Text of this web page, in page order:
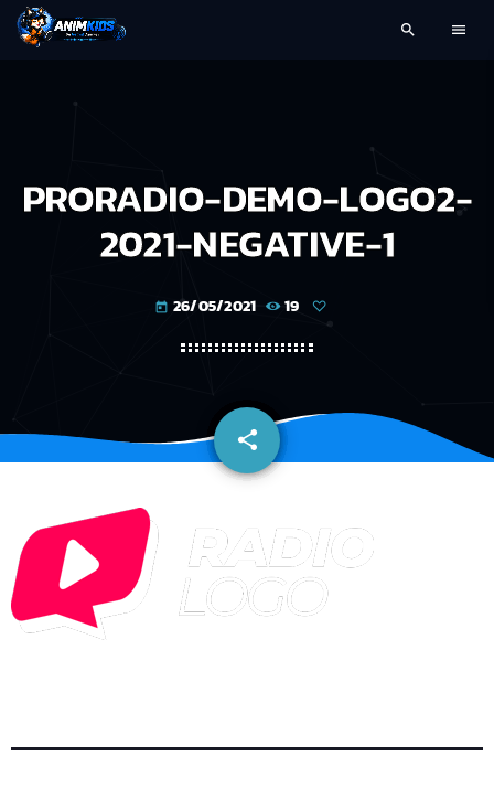
search menu
PRORADIO-DEMO-LOGO2-
2021-NEGATIVE-1
today 26/05/2021 19
share
email